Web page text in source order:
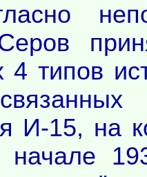
4 типов
И-15, на
начале